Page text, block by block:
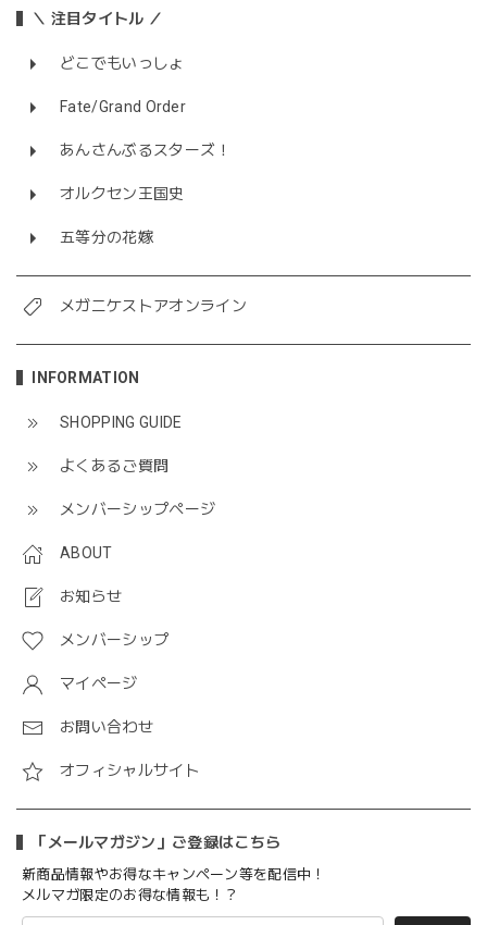
＼ 注目タイトル ／
どこでもいっしょ
Fate/Grand Order
あんさんぶるスターズ！
オルクセン王国史
五等分の花嫁
メガニケストアオンライン
INFORMATION
SHOPPING GUIDE
よくあるご質問
メンバーシップページ
ABOUT
お知らせ
メンバーシップ
マイページ
お問い合わせ
オフィシャルサイト
「メールマガジン」ご登録はこちら
新商品情報やお得なキャンペーン等を配信中！
メルマガ限定のお得な情報も！？